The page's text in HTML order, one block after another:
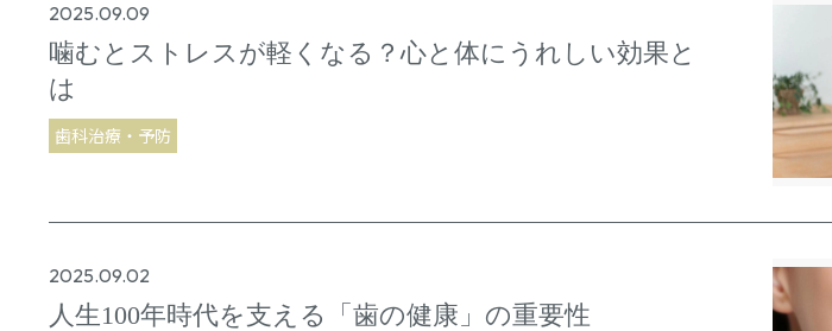
2025.09.09
噛むとストレスが軽くなる？心と体にうれしい効果と
は
歯科治療・予防
2025.09.02
人生100年時代を支える「歯の健康」の重要性